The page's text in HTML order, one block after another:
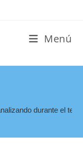
Menú
durante el